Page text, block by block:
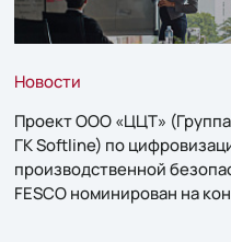
Новости
Проект ООО «ЦЦТ»
ГК Softline) по
производственной
FESCO номинирован на